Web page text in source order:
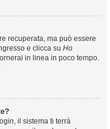
recuperata, ma può essere
e clicca su Ho
in linea in poco tempo.
il sistema ti terrà